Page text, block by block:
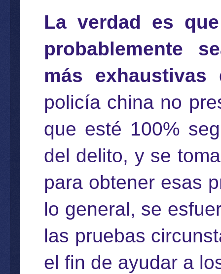
La verdad es
probablemente
más
policía china no
que esté 100%
del delito, y se
para obtener esas
lo general, se
las pruebas
el fin de ayudar a